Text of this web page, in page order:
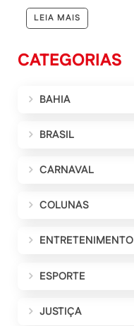
LEIA MAIS
CATEGORIAS
BAHIA
BRASIL
CARNAVAL
COLUNAS
ENTRETENIMENTO
ESPORTE
JUSTIÇA